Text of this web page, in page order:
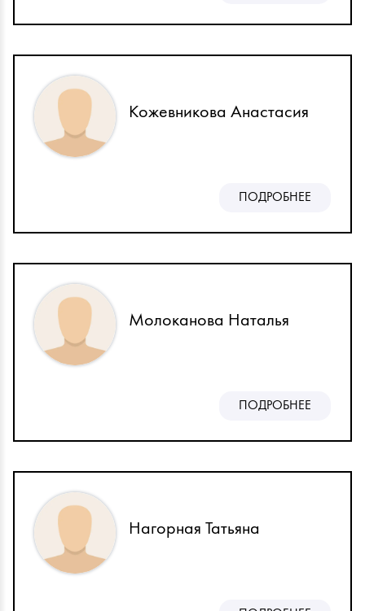
Кожевникова Анастасия
ПОДРОБНЕЕ
Молоканова Наталья
ПОДРОБНЕЕ
Нагорная Татьяна